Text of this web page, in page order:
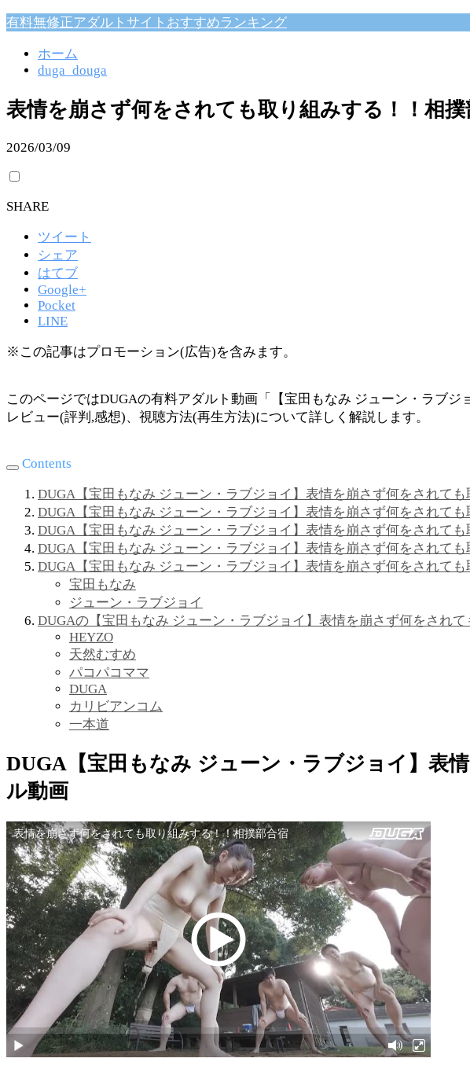
有料無修正アダルトサイトおすすめランキング
ホーム
duga_douga
表情を崩さず何をされても取り組みする！！相
2026/03/09
SHARE
ツイート
シェア
はてブ
Google+
Pocket
LINE
※この記事はプロモーション(広告)を含みます。
このページではDUGAの有料アダルト動画「【宝田もなみ ジューン・ラブ
レビュー(評判,感想)、視聴方法(再生方法)について詳しく解説します。
Contents
DUGA【宝田もなみ ジューン・ラブジョイ】表情を崩さず何をされて
DUGA【宝田もなみ ジューン・ラブジョイ】表情を崩さず何をされて
DUGA【宝田もなみ ジューン・ラブジョイ】表情を崩さず何をされて
DUGA【宝田もなみ ジューン・ラブジョイ】表情を崩さず何をされて
DUGA【宝田もなみ ジューン・ラブジョイ】表情を崩さず何をされて
宝田もなみ
ジューン・ラブジョイ
DUGAの【宝田もなみ ジューン・ラブジョイ】表情を崩さず何をされ
HEYZO
天然むすめ
パコパコママ
DUGA
カリビアンコム
一本道
DUGA【宝田もなみ ジューン・ラブジョイ】表
ル動画